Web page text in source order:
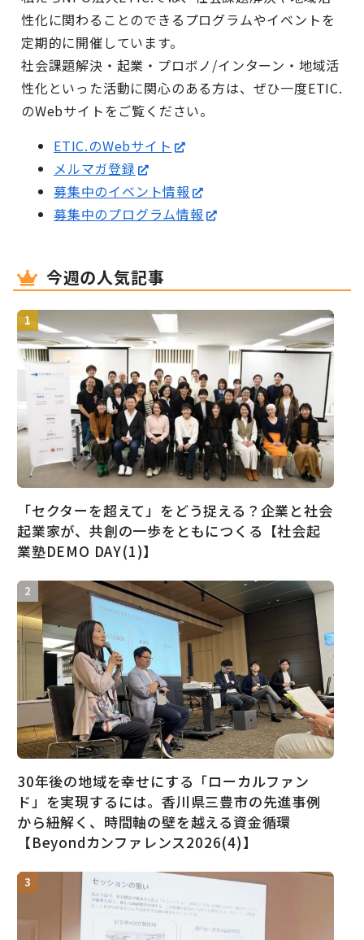
性化に関わることのできるプログラムやイベントを
定期的に開催しています。
社会課題解決・起業・プロボノ/インターン・地域活
性化といった活動に関心のある方は、ぜひ一度ETIC.
のWebサイトをご覧ください。
ETIC.のWebサイト
メルマガ登録
募集中のイベント情報
募集中のプログラム情報
今週の人気記事
「セクターを超えて」をどう捉える？企業と社会
起業家が、共創の一歩をともにつくる【社会起
業塾DEMO DAY(1)】
30年後の地域を幸せにする「ローカルファン
ド」を実現するには。香川県三豊市の先進事例
から紐解く、時間軸の壁を越える資金循環
【Beyondカンファレンス2026(4)】